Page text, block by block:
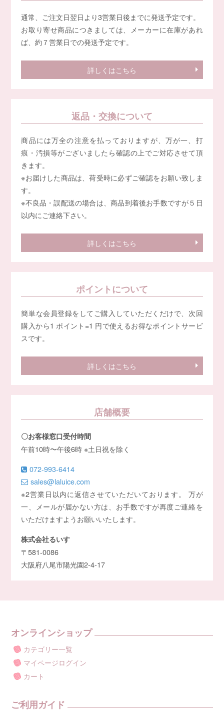
通常、ご注文日翌日より3営業日後までに発送予定です。
お取り寄せ商品につきましては、メーカーに在庫があれ
ば、約７営業日での発送予定です。
詳しくはこちら
返品・交換について
商品には万全の注意を払っておりますが、万が一、打
痕・汚損等がございましたら確認の上でご対応させて頂
きます。
※お届けした商品は、荷受時に必ずご確認をお願い致しま
す。
※不良品・誤配送の場合は、商品到着後お手数ですが５日
以内にご連絡下さい。
詳しくはこちら
ポイントについて
簡単な会員登録をしてご購入していただくだけで、次回
購入から1 ポイント=1 円で使えるお得なポイントサービ
スです。
詳しくはこちら
店舗概要
〇お客様窓口受付時間
午前10時〜午後6時 ※土日祝を除く
072-993-6414
sales@laluice.com
※2営業日以内に返信させていただいております。 万が
一、メールが届かない方は、お手数ですが再度ご連絡を
いただけますようお願いいたします。
株式会社るいす
〒581-0086
大阪府八尾市陽光園2-4-17
オンラインショップ
カテゴリー一覧
マイページログイン
カート
ご利用ガイド